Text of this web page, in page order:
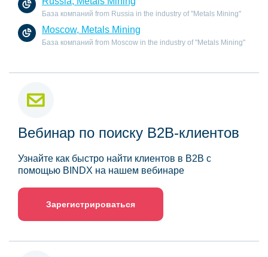
База компаний from Russia in the industry of "Metals Mining"
Moscow, Metals Mining
База компаний from Moscow in the industry of "Metals Mining"
Вебинар по поиску B2B-клиентов
Узнайте как быстро найти клиентов в B2B с
помощью BINDX на нашем вебинаре
Зарегистрироваться